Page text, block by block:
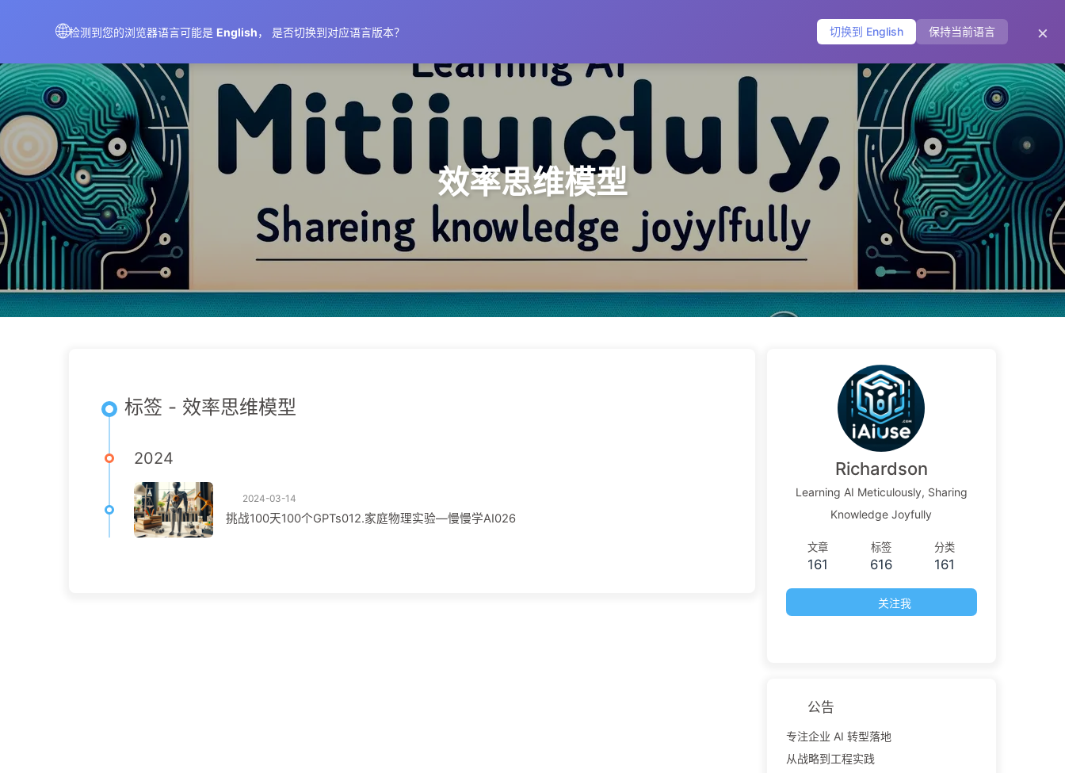
🌐检测到您的浏览器语言可能是 English， 是否切换到对应语言版本？ 切换到 English 保持当前语言 ×
AIMeticulously 标签 分类 友链 关于
效率思维模型
标签 - 效率思维模型
2024
2024-03-14
挑战100天100个GPTs012.家庭物理实验—慢慢学AI026
Richardson
Learning AI Meticulously, Sharing
Knowledge Joyfully
文章
161
标签
616
分类
161
关注我
公告
专注企业 AI 转型落地
从战略到工程实践